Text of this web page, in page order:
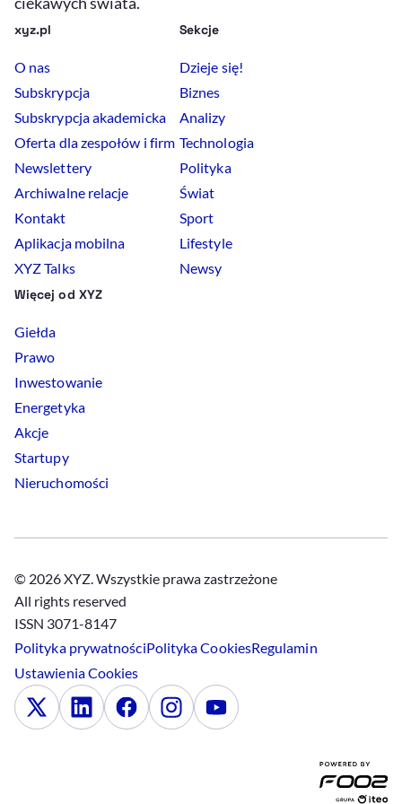
xyz.pl
O nas
Subskrypcja
Subskrypcja akademicka
Oferta dla zespołów i firm
Newslettery
Archiwalne relacje
Kontakt
Aplikacja mobilna
XYZ Talks
Sekcje
Dzieje się!
Biznes
Analizy
Technologia
Polityka
Świat
Sport
Lifestyle
Newsy
Więcej od XYZ
Giełda
Prawo
Inwestowanie
Energetyka
Akcje
Startupy
Nieruchomości
© 2026 XYZ. Wszystkie prawa zastrzeżone
All rights reserved
ISSN 3071-8147
Polityka prywatnościPolitykaCookiesRegulamin
UstawieniaCookies
x LinkedinFacebookInstagramYoutube